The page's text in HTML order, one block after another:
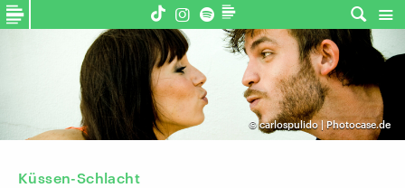
©carlospulido | Photocase.de
Küssen-Schlacht